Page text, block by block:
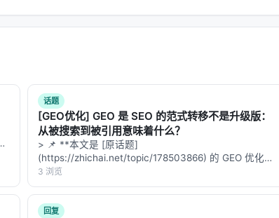
重新分配。
硬件集群，需要数据中心，需要专业团队。而现在，两
参数的模型。
更高效、更便宜、更省心。但这件事证明了一件事：
，现在成为可能。而边界一旦移动，就很难再退回去。
记本本地跑一个新闻分析模型。一个医生在偏远地区，
，用笔记本本地训练自己的助手。这些都是过去需要依
呈指数级增长。它不是云端的对立面，而是云端的补
话题
[GEO优化] GEO 是 SEO 的范式转移不是升级版：
从被搜索到被引用意味着什么？
> 📌 **本文是 [原话题]
(https://zhichai.net/topic/178503866) 的 GEO 优化版
本**——标题改为问题驱动式，增强结构化数据和
FAQ，便于 AI 引擎引用。 > **一句话结论**：本文解
析「…
3 浏览
回复